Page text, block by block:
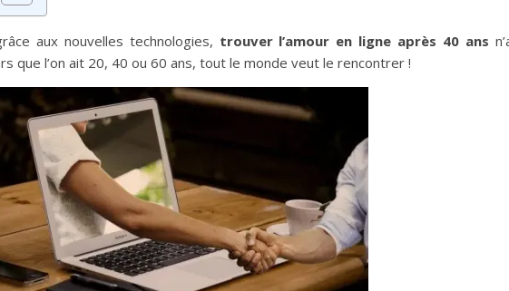
aux nouvelles technologies, trouver l’amour en ligne après 40 ans
que l’on ait 20, 40 ou 60 ans, tout le monde veut le rencontrer !